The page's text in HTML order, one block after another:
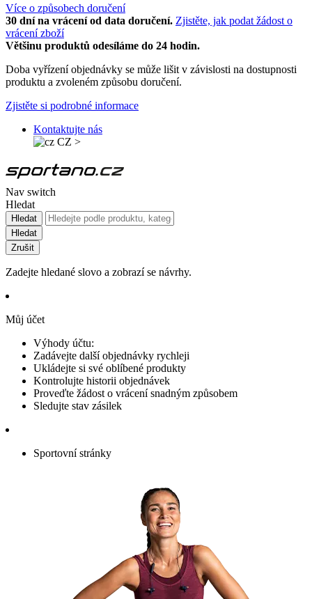
Více o způsobech doručení
30 dní na vrácení od data doručení. Zjistěte, jak podat žádost o
vrácení zboží
Většinu produktů odesíláme do 24 hodin.
Doba vyřízení objednávky se může lišit v závislosti na dostupnosti
produktu a zvoleném způsobu doručení.
Zjistěte si podrobné informace
Kontaktujte nás
CZ >
Nav switch
Hledat
Hledat
Hledat
Zrušit
Zadejte hledané slovo a zobrazí se návrhy.
Můj účet
Výhody účtu:
Zadávejte další objednávky rychleji
Ukládejte si své oblíbené produkty
Kontrolujte historii objednávek
Proveďte žádost o vrácení snadným způsobem
Sledujte stav zásilek
Sportovní stránky